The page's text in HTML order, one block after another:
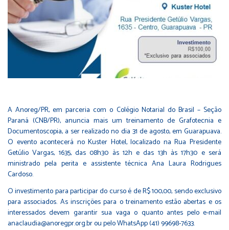
A Anoreg/PR, em parceria com o Colégio Notarial do Brasil – Seção
Paraná (CNB/PR), anuncia mais um treinamento de Grafotecnia e
Documentoscopia, a ser realizado no dia 31 de agosto, em Guarapuava.
O evento acontecerá no Kuster Hotel, localizado na Rua Presidente
Getúlio Vargas, 1635, das 08h30 às 12h e das 13h às 17h30 e será
ministrado pela perita e assistente técnica Ana Laura Rodrigues
Cardoso.
O investimento para participar do curso é de R$ 100,00, sendo exclusivo
para associados. As inscrições para o treinamento estão abertas e os
interessados devem garantir sua vaga o quanto antes pelo e-mail
anaclaudia@anoregpr.org.brou pelo WhatsApp (41) 99698-7633.